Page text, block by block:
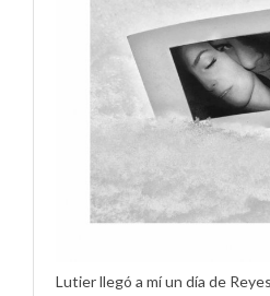
Lutier llegó a mí un día de